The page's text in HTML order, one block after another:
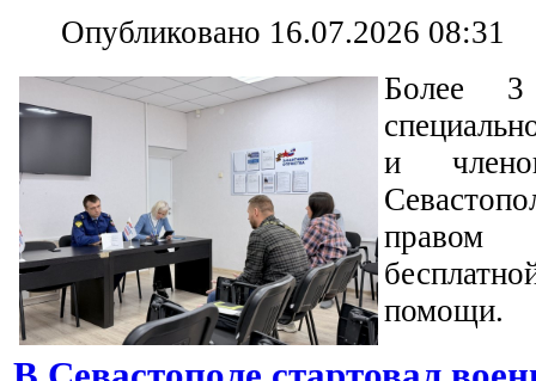
Опубликовано 16.07.2026 08:31
Более 3
и
помощи.